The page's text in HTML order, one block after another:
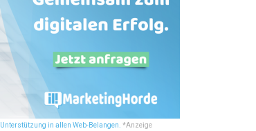
Unterstützung in allen Web-Belangen. *Anzeige